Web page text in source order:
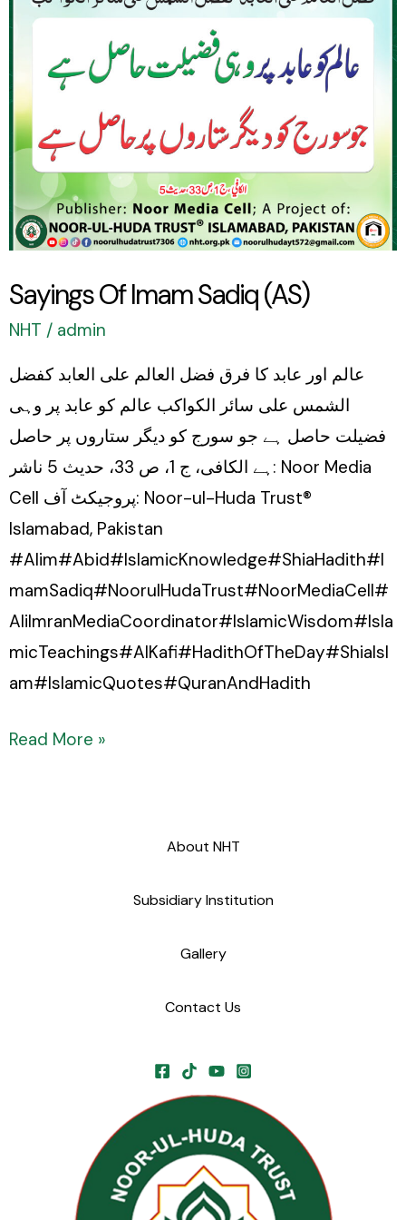
Sayings Of Imam Sadiq (AS)
NHT / admin
عالم اور عابد کا فرق فضل العالم علی العابد کفضل
الشمس علی سائر الکواکب عالم کو عابد پر وہی
فضیلت حاصل ہے جو سورج کو دیگر ستاروں پر حاصل
ہے الکافی، ج 1، ص 33، حدیث 5 ناشر: Noor Media
Cell پروجیکٹ آف: Noor-ul-Huda Trust®
Islamabad, Pakistan
#Alim#Abid#IslamicKnowledge#ShiaHadith#I
mamSadiq#NoorulHudaTrust#NoorMediaCell#
AliImranMediaCoordinator#IslamicWisdom#Isla
micTeachings#AlKafi#HadithOfTheDay#ShiaIsl
am#IslamicQuotes#QuranAndHadith
Read More »
About NHT
Subsidiary Institution
Gallery
Contact Us